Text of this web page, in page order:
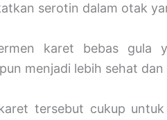
serotin dalam otak
karet bebas gula
menjadi lebih sehat
tersebut cukup